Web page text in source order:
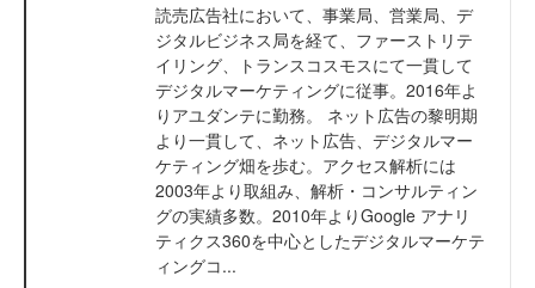
読売広告社において、事業局、営業局、デ
ジタルビジネス局を経て、ファーストリテ
イリング、トランスコスモスにて一貫して
デジタルマーケティングに従事。2016年よ
りアユダンテに勤務。 ネット広告の黎明期
より一貫して、ネット広告、デジタルマー
ケティング畑を歩む。アクセス解析には
2003年より取組み、解析・コンサルティン
グの実績多数。2010年よりGoogle アナリ
ティクス360を中心としたデジタルマーケテ
ィングコ...